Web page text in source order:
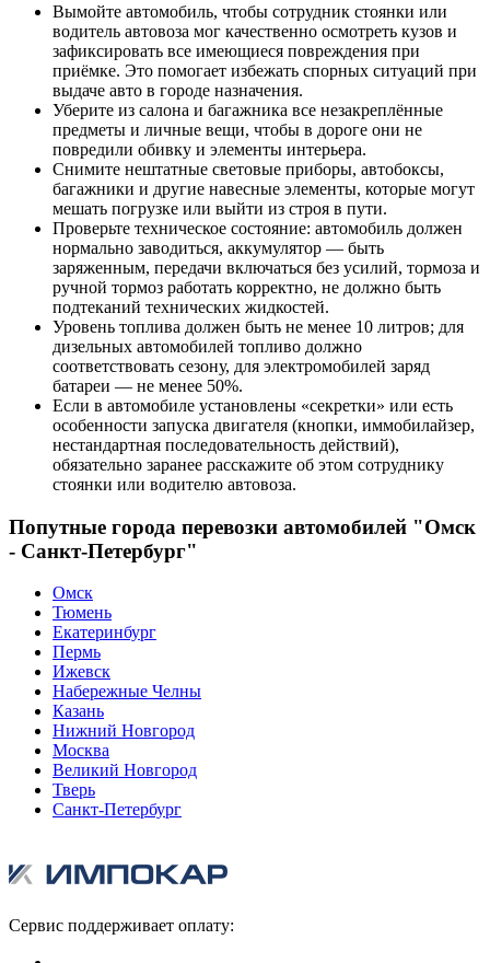
Вымойте автомобиль, чтобы сотрудник стоянки или
водитель автовоза мог качественно осмотреть кузов и
зафиксировать все имеющиеся повреждения при
приёмке. Это помогает избежать спорных ситуаций при
выдаче авто в городе назначения.
Уберите из салона и багажника все незакреплённые
предметы и личные вещи, чтобы в дороге они не
повредили обивку и элементы интерьера.
Снимите нештатные световые приборы, автобоксы,
багажники и другие навесные элементы, которые могут
мешать погрузке или выйти из строя в пути.
Проверьте техническое состояние: автомобиль должен
нормально заводиться, аккумулятор — быть
заряженным, передачи включаться без усилий, тормоза и
ручной тормоз работать корректно, не должно быть
подтеканий технических жидкостей.
Уровень топлива должен быть не менее 10 литров; для
дизельных автомобилей топливо должно
соответствовать сезону, для электромобилей заряд
батареи — не менее 50%.
Если в автомобиле установлены «секретки» или есть
особенности запуска двигателя (кнопки, иммобилайзер,
нестандартная последовательность действий),
обязательно заранее расскажите об этом сотруднику
стоянки или водителю автовоза.
Попутные города перевозки автомобилей "Омск
- Санкт-Петербург"
Омск
Тюмень
Екатеринбург
Пермь
Ижевск
Набережные Челны
Казань
Нижний Новгород
Москва
Великий Новгород
Тверь
Санкт-Петербург
Сервис поддерживает оплату: